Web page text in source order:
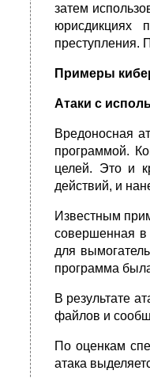
затем
юрисдикциях
преступления.
Примеры
Атаки с
Вредоносная
программой.
целей. Это и
действий, и
Известным
совершенная в
для
программа
В результате
файлов и
По оценкам
атака